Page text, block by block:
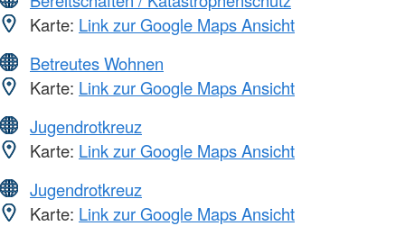
Karte: Link zur Google Maps Ansicht
Betreutes Wohnen
Karte: Link zur Google Maps Ansicht
Jugendrotkreuz
Karte: Link zur Google Maps Ansicht
Jugendrotkreuz
Karte: Link zur Google Maps Ansicht